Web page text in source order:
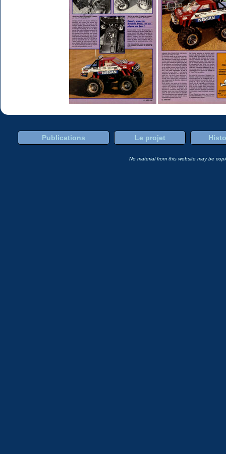
Publications Le projet
No material from this website may be